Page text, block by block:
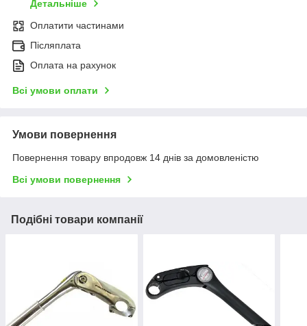
Детальніше
Оплатити частинами
Післяплата
Оплата на рахунок
Всі умови оплати
Умови повернення
Повернення товару впродовж 14 днів за домовленістю
Всі умови повернення
Подібні товари компанії